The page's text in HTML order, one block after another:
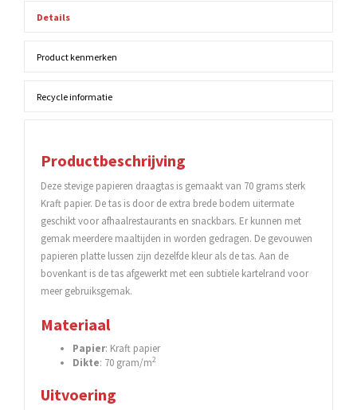
Details
Product kenmerken
Recycle informatie
Productbeschrijving
Deze stevige papieren draagtas is gemaakt van 70 grams sterk
Kraft papier. De tas is door de extra brede bodem uitermate
geschikt voor afhaalrestaurants en snackbars. Er kunnen met
gemak meerdere maaltijden in worden gedragen. De gevouwen
papieren platte lussen zijn dezelfde kleur als de tas. Aan de
bovenkant is de tas afgewerkt met een subtiele kartelrand voor
meer gebruiksgemak.
Materiaal
Papier: Kraft papier
Dikte: 70 gram/m2
Uitvoering